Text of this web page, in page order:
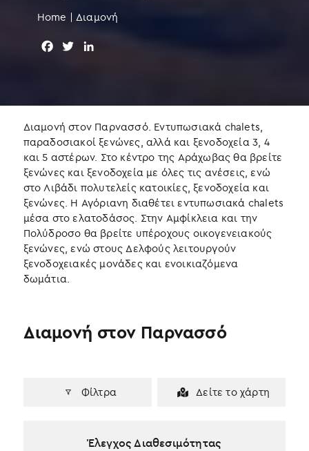
Home | Διαμονή
b
o
o
k
t
e
r
e
d
n
Διαμονή στον Παρνασσό. Εντυπωσιακά chalets,
παραδοσιακοί ξενώνες, αλλά και ξενοδοχεία 3, 4
και 5 αστέρων. Στο κέντρο της Αράχωβας θα βρείτε
ξενώνες και ξενοδοχεία με όλες τις ανέσεις, ενώ
στο Λιβάδι πολυτελείς κατοικίες, ξενοδοχεία και
ξενώνες. Η Αγόριανη διαθέτει εντυπωσιακά chalets
μέσα στο ελατοδάσος. Στην Αμφίκλεια και την
Πολύδροσο θα βρείτε υπέροχους οικογενειακούς
ξενώνες, ενώ στους Δελφούς λειτουργούν
ξενοδοχειακές μονάδες και ενοικιαζόμενα
δωμάτια.
Φίλτρα Δείτε το χάρτη
Διαμονή στον Παρνασσό
Έλεγχος Διαθεσιμότητας